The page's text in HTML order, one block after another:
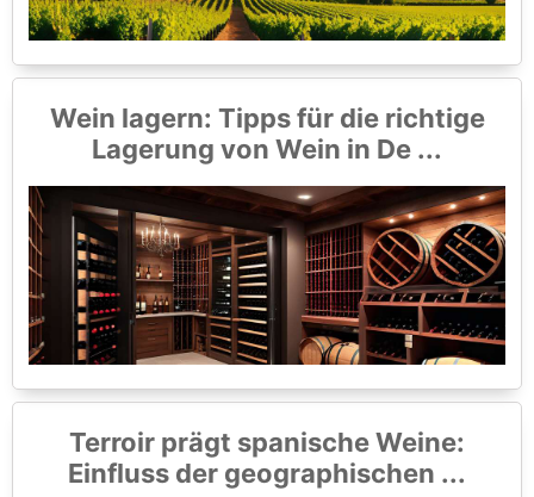
Wein lagern: Tipps für die richtige
Lagerung von Wein in De ...
Terroir prägt spanische Weine:
Einfluss der geographischen ...